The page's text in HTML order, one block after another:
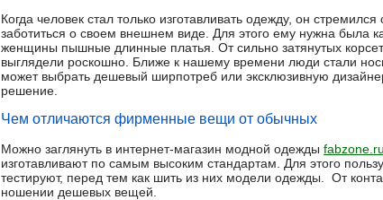
Когда человек стал только изготавливать одежду, он
заботиться о своем внешнем виде. Для этого ему нужна была
женщины пышные длинные платья. От сильно затянутых
выглядели роскошно. Ближе к нашему времени люди стали
может выбрать дешевый ширпотреб или эксклюзивную
решение.
Чем отличаются фирменные вещи от обычных
Можно заглянуть в интернет-магазин модной одежды fabzone.ru
изготавливают по самым высоким стандартам. Для этого
тестируют, перед тем как шить из них модели одежды. От
ношении дешевых вещей.